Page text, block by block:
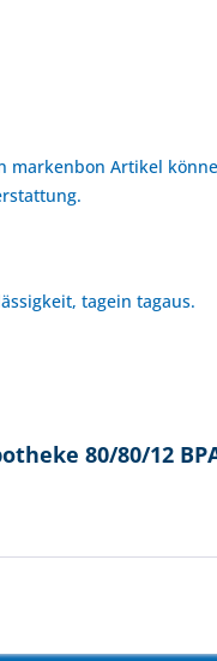
Artikel
tagein tagaus.
80/80/12